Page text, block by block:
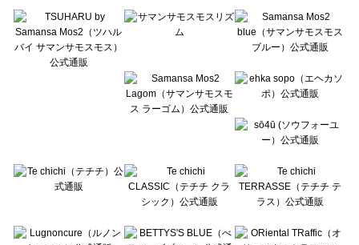
Lugnoncure（ルノンキュール）の一覧
BETTY'S BLUE（べティーズブルー）の一覧
Wpc.（ワールドパーティー）の一覧